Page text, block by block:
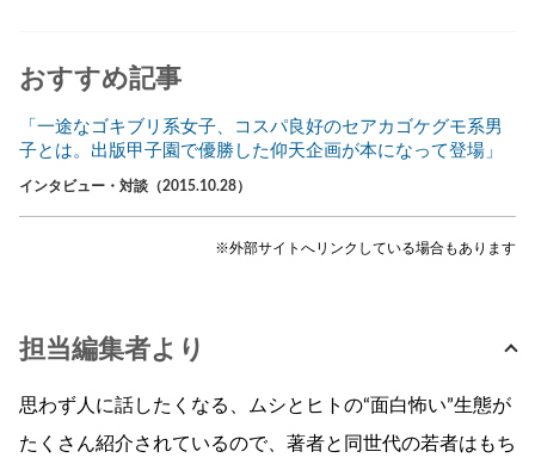
おすすめ記事
「一途なゴキブリ系女子、コスパ良好のセアカゴケグモ系男
子とは。出版甲子園で優勝した仰天企画が本になって登場」
インタビュー・対談（2015.10.28）
※外部サイトへリンクしている場合もあります
担当編集者より
思わず人に話したくなる、ムシとヒトの“面白怖い”生態が
たくさん紹介されているので、著者と同世代の若者はもち